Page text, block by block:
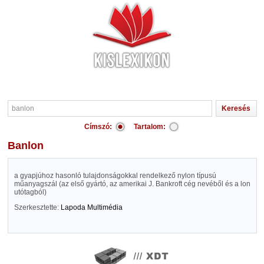
Címszó: Tartalom:
banlon
a gyapjúhoz hasonló tulajdonságokkal rendelkező nylon típusú
műanyagszál (az első gyártó, az amerikai J. Bankroft cég nevéből és a lon
utótagból)
Szerkesztette: Lapoda Multimédia